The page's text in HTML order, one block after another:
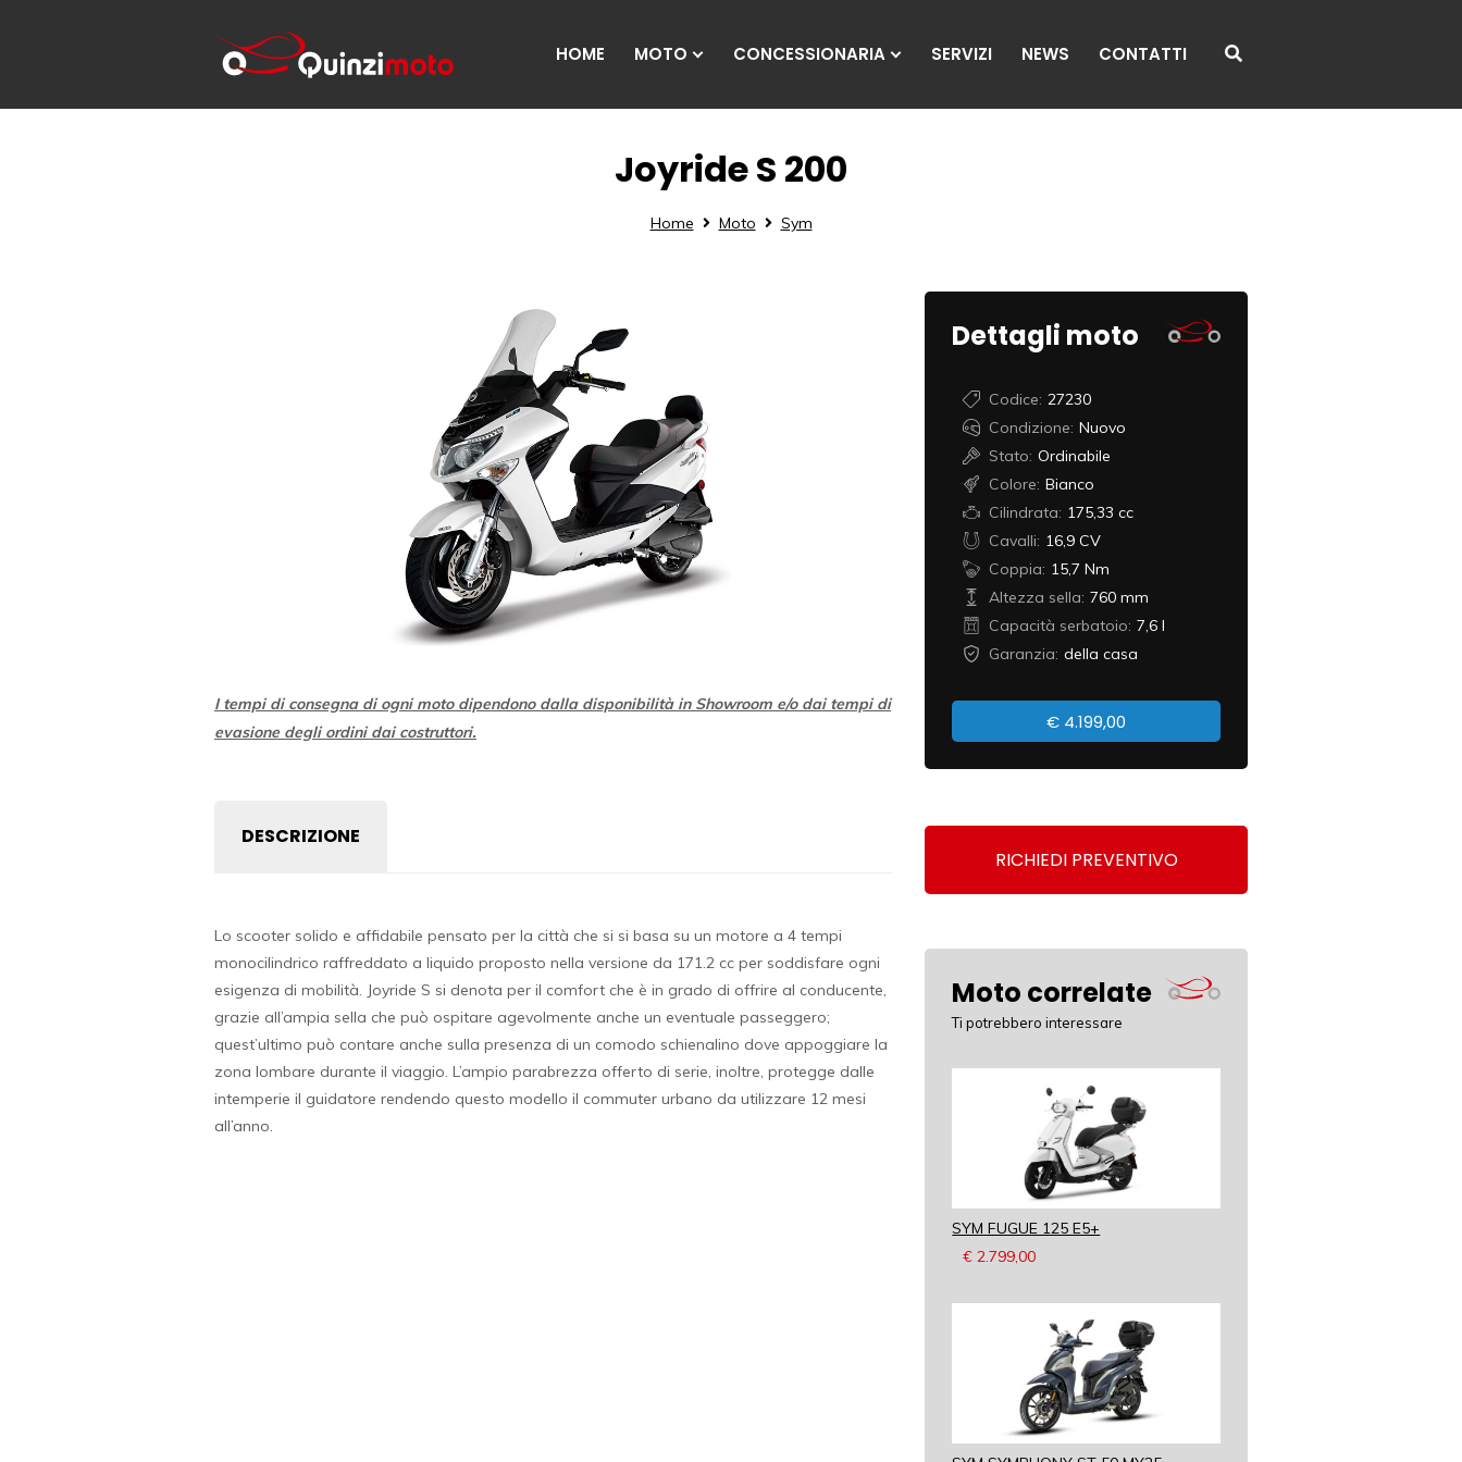
HOME MOTO CONCESSIONARIA SERVIZI NEWS CONTATTI
Joyride S 200
Home Moto Sym
I tempi di consegna di ogni moto dipendono dalla disponibilità in Showroom e/o dai tempi di
evasione degli ordini dai costruttori.
DESCRIZIONE
Lo scooter solido e affidabile pensato per la città che si si basa su un motore a 4 tempi
monocilindrico raffreddato a liquido proposto nella versione da 171.2 cc per soddisfare ogni
esigenza di mobilità. Joyride S si denota per il comfort che è in grado di offrire al conducente,
grazie all’ampia sella che può ospitare agevolmente anche un eventuale passeggero;
quest’ultimo può contare anche sulla presenza di un comodo schienalino dove appoggiare la
zona lombare durante il viaggio. L’ampio parabrezza offerto di serie, inoltre, protegge dalle
intemperie il guidatore rendendo questo modello il commuter urbano da utilizzare 12 mesi
all’anno.
Dettagli moto
Codice: 27230
Condizione: Nuovo
Stato: Ordinabile
Colore: Bianco
Cilindrata: 175,33 cc
Cavalli: 16,9 CV
Coppia: 15,7 Nm
Altezza sella: 760 mm
Capacità serbatoio: 7,6 l
Garanzia: della casa
€ 4.199,00
RICHIEDI PREVENTIVO
Moto correlate
Ti potrebbero interessare
SYM FUGUE 125 E5+
€ 2.799,00